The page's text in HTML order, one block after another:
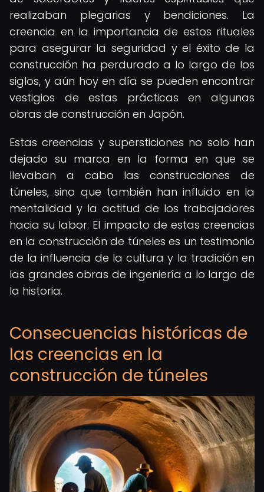
realizaban plegarias y bendiciones. La
creencia en la importancia de estos rituales
para asegurar la seguridad y el éxito de la
construcción ha perdurado a lo largo de los
siglos, y aún hoy en día se pueden encontrar
vestigios de estas prácticas en algunas
obras de construcción en Japón.
Estas creencias y supersticiones no solo han
dejado su marca en la forma en que se
llevaban a cabo las construcciones de
túneles, sino que también han influido en la
mentalidad y la actitud de los trabajadores
hacia su labor. El impacto de estas creencias
en la construcción de túneles es un testimonio
de la influencia de la cultura y la tradición en
las grandes obras de ingeniería a lo largo de
la historia.
Consecuencias históricas de
las creencias en la
construcción de túneles